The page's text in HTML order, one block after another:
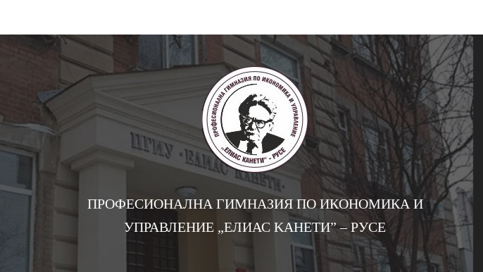
ПРОФЕСИОНАЛНА ГИМНАЗИЯ ПО ИКОНОМИКА И
УПРАВЛЕНИЕ „EЛИАС KАНЕТИ” – РУСЕ